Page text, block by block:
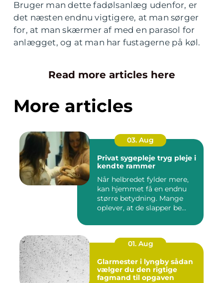
Bruger man dette fadølsanlæg udenfor, er
det næsten endnu vigtigere, at man sørger
for, at man skærmer af med en parasol for
anlægget, og at man har fustagerne på køl.
Read more articles here
More articles
03. Aug
Privat sygepleje tryg pleje i
kendte rammer
Når helbredet fylder mere,
kan hjemmet få en endnu
større betydning. Mange
oplever, at de slapper be...
01. Aug
Glarmester i lyngby sådan
vælger du den rigtige
fagmand til opgaven